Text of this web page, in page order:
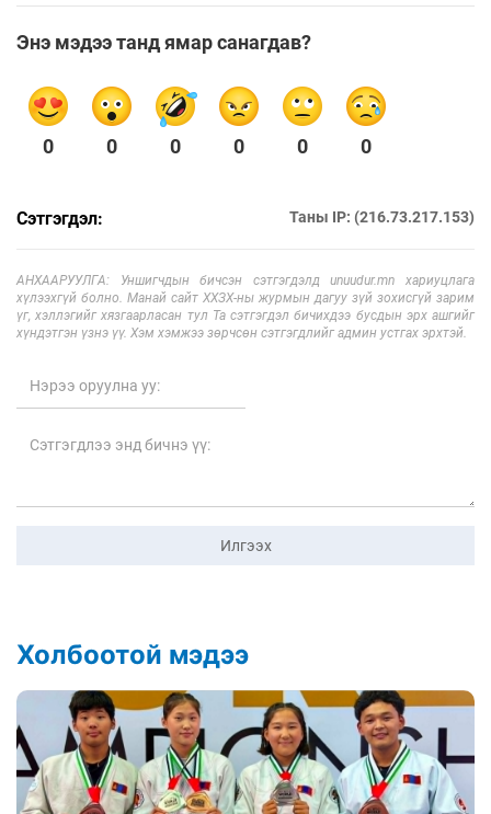
Энэ мэдээ танд ямар санагдав?
0 0 0 0 0 0
Сэтгэгдэл: Таны IP: (216.73.217.153)
АНХААРУУЛГА: Уншигчдын бичсэн сэтгэгдэлд unuudur.mn хариуцлага
хүлээхгүй болно. Манай сайт ХХЗХ-ны журмын дагуу зүй зохисгүй зарим
үг, хэллэгийг хязгаарласан тул Та сэтгэгдэл бичихдээ бусдын эрх ашгийг
хүндэтгэн үзнэ үү. Хэм хэмжээ зөрчсөн сэтгэгдлийг админ устгах эрхтэй.
Илгээх
Холбоотой мэдээ